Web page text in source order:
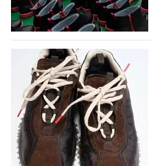
дизайнерских марок
Бренды также получат
06.08.2026 450
Объем мирового
2025 году
В 2025 году мировое
практически не
незначительный рост на
данные опубликованы в